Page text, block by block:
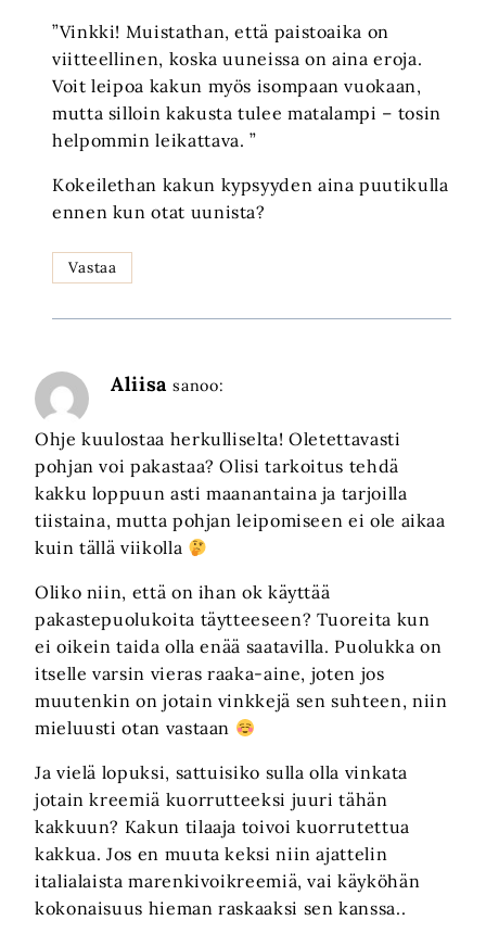
”Vinkki! Muistathan, että paistoaika on
viitteellinen, koska uuneissa on aina eroja.
Voit leipoa kakun myös isompaan vuokaan,
mutta silloin kakusta tulee matalampi – tosin
helpommin leikattava. ”
Kokeilethan kakun kypsyyden aina puutikulla
ennen kun otat uunista?
Vastaa
Aliisa sanoo:
Ohje kuulostaa herkulliselta! Oletettavasti
pohjan voi pakastaa? Olisi tarkoitus tehdä
kakku loppuun asti maanantaina ja tarjoilla
tiistaina, mutta pohjan leipomiseen ei ole aikaa
kuin tällä viikolla
Oliko niin, että on ihan ok käyttää
pakastepuolukoita täytteeseen? Tuoreita kun
ei oikein taida olla enää saatavilla. Puolukka on
itselle varsin vieras raaka-aine, joten jos
muutenkin on jotain vinkkejä sen suhteen, niin
mieluusti otan vastaan
Ja vielä lopuksi, sattuisiko sulla olla vinkata
jotain kreemiä kuorrutteeksi juuri tähän
kakkuun? Kakun tilaaja toivoi kuorrutettua
kakkua. Jos en muuta keksi niin ajattelin
italialaista marenkivoikreemiä, vai käyköhän
kokonaisuus hieman raskaaksi sen kanssa..